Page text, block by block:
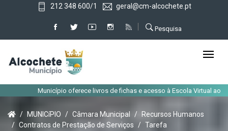
212 348 600/1 geral@cm-alcochete.pt
Pesquisa
Município oferece livros de fichas e acesso à Escola Virtual aos
MUNICíPIO Câmara Municipal
Recursos Humanos
Contratos de Prestação de Serviços
Tarefa